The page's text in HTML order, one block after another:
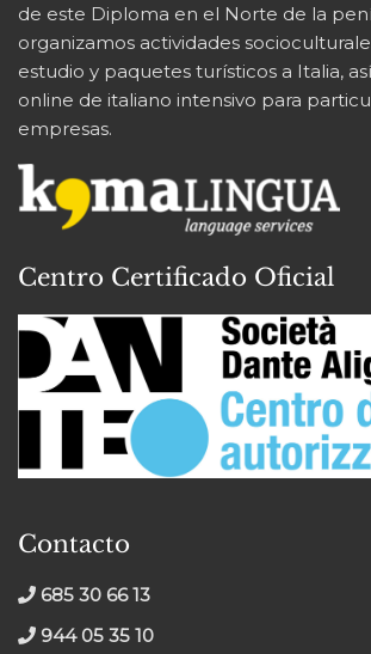
de este Diploma en el Norte de la
organizamos actividades
estudio y paquetes turísticos a Italia,
online de italiano intensivo para
empresas.
Centro Certificado Oficial
Contacto
685 30 66 13
944 05 35 10